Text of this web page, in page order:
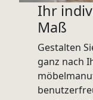
Ihr
Maß
Gestalten
ganz nach